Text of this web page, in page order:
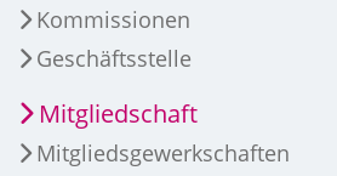
Kommissionen
Geschäftsstelle
Mitgliedschaft
Mitgliedsgewerkschaften